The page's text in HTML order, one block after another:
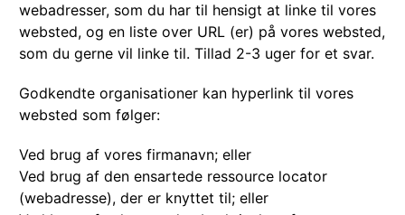
webadresser, som du har til hensigt at linke til vores
websted, og en liste over URL (er) på vores websted,
som du gerne vil linke til. Tillad 2-3 uger for et svar.
Godkendte organisationer kan hyperlink til vores
websted som følger:
Ved brug af vores firmanavn; eller
Ved brug af den ensartede ressource locator
(webadresse), der er knyttet til; eller